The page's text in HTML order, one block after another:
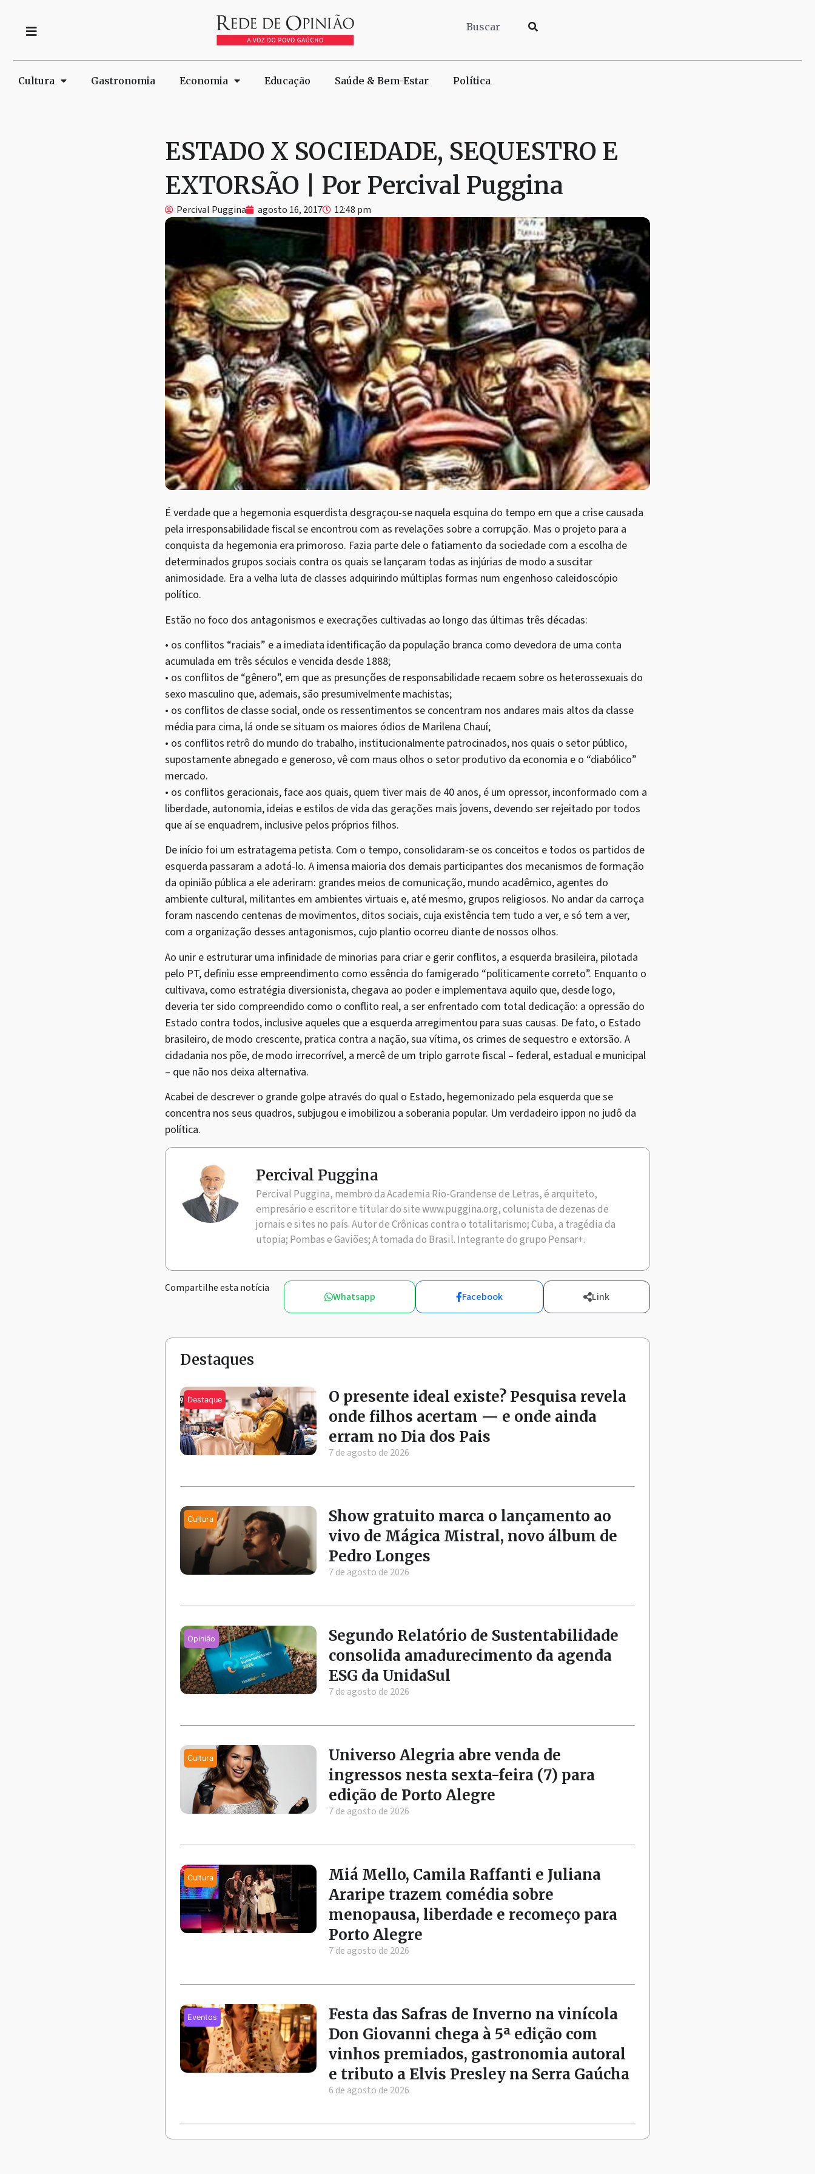
Cultura Gastronomia Economia Educação Saúde & Bem-Estar Política
ESTADO X SOCIEDADE, SEQUESTRO E
EXTORSÃO | Por Percival Puggina
Percival Puggina agosto 16, 2017 12:48 pm
É verdade que a hegemonia esquerdista desgraçou-se naquela esquina do tempo em que a crise causada
pela irresponsabilidade fiscal se encontrou com as revelações sobre a corrupção. Mas o projeto para a
conquista da hegemonia era primoroso. Fazia parte dele o fatiamento da sociedade com a escolha de
determinados grupos sociais contra os quais se lançaram todas as injúrias de modo a suscitar
animosidade. Era a velha luta de classes adquirindo múltiplas formas num engenhoso caleidoscópio
político.
Estão no foco dos antagonismos e execrações cultivadas ao longo das últimas três décadas:
• os conflitos “raciais” e a imediata identificação da população branca como devedora de uma conta
acumulada em três séculos e vencida desde 1888;
• os conflitos de “gênero”, em que as presunções de responsabilidade recaem sobre os heterossexuais do
sexo masculino que, ademais, são presumivelmente machistas;
• os conflitos de classe social, onde os ressentimentos se concentram nos andares mais altos da classe
média para cima, lá onde se situam os maiores ódios de Marilena Chauí;
• os conflitos retrô do mundo do trabalho, institucionalmente patrocinados, nos quais o setor público,
supostamente abnegado e generoso, vê com maus olhos o setor produtivo da economia e o “diabólico”
mercado.
• os conflitos geracionais, face aos quais, quem tiver mais de 40 anos, é um opressor, inconformado com a
liberdade, autonomia, ideias e estilos de vida das gerações mais jovens, devendo ser rejeitado por todos
que aí se enquadrem, inclusive pelos próprios filhos.
De início foi um estratagema petista. Com o tempo, consolidaram-se os conceitos e todos os partidos de
esquerda passaram a adotá-lo. A imensa maioria dos demais participantes dos mecanismos de formação
da opinião pública a ele aderiram: grandes meios de comunicação, mundo acadêmico, agentes do
ambiente cultural, militantes em ambientes virtuais e, até mesmo, grupos religiosos. No andar da carroça
foram nascendo centenas de movimentos, ditos sociais, cuja existência tem tudo a ver, e só tem a ver,
com a organização desses antagonismos, cujo plantio ocorreu diante de nossos olhos.
Ao unir e estruturar uma infinidade de minorias para criar e gerir conflitos, a esquerda brasileira, pilotada
pelo PT, definiu esse empreendimento como essência do famigerado “politicamente correto”. Enquanto o
cultivava, como estratégia diversionista, chegava ao poder e implementava aquilo que, desde logo,
deveria ter sido compreendido como o conflito real, a ser enfrentado com total dedicação: a opressão do
Estado contra todos, inclusive aqueles que a esquerda arregimentou para suas causas. De fato, o Estado
brasileiro, de modo crescente, pratica contra a nação, sua vítima, os crimes de sequestro e extorsão. A
cidadania nos põe, de modo irrecorrível, a mercê de um triplo garrote fiscal – federal, estadual e municipal
– que não nos deixa alternativa.
Acabei de descrever o grande golpe através do qual o Estado, hegemonizado pela esquerda que se
concentra nos seus quadros, subjugou e imobilizou a soberania popular. Um verdadeiro ippon no judô da
política.
Percival Puggina
Percival Puggina, membro da Academia Rio-Grandense de Letras, é arquiteto,
empresário e escritor e titular do site www.puggina.org, colunista de dezenas de
jornais e sites no país. Autor de Crônicas contra o totalitarismo; Cuba, a tragédia da
utopia; Pombas e Gaviões; A tomada do Brasil. Integrante do grupo Pensar+.
Compartilhe esta notícia
Whatsapp Facebook Link
Destaques
O presente ideal existe? Pesquisa revela
onde filhos acertam — e onde ainda
erram no Dia dos Pais
7 de agosto de 2026
Show gratuito marca o lançamento ao
vivo de Mágica Mistral, novo álbum de
Pedro Longes
7 de agosto de 2026
Segundo Relatório de Sustentabilidade
consolida amadurecimento da agenda
ESG da UnidaSul
7 de agosto de 2026
Universo Alegria abre venda de
ingressos nesta sexta-feira (7) para
edição de Porto Alegre
7 de agosto de 2026
Miá Mello, Camila Raffanti e Juliana
Araripe trazem comédia sobre
menopausa, liberdade e recomeço para
Porto Alegre
7 de agosto de 2026
Festa das Safras de Inverno na vinícola
Don Giovanni chega à 5ª edição com
vinhos premiados, gastronomia autoral
e tributo a Elvis Presley na Serra Gaúcha
6 de agosto de 2026